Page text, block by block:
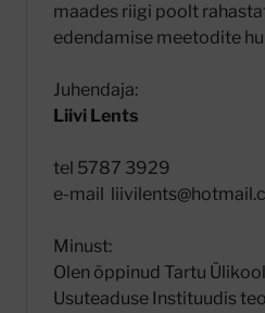
maades riigi poolt
edendamise meetodite
Juhendaja:
Liivi Lents
tel 5787 3929
e-mail
Minust:
Olen õppinud Tartu
Usuteaduse Instituudis